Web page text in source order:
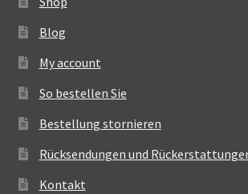
Blog
My account
So bestellen Sie
Bestellung stornieren
Rücksendungen und
Kontakt